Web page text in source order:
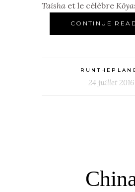
Taisha et le célèbre
CONTINUE
24 juillet 2016